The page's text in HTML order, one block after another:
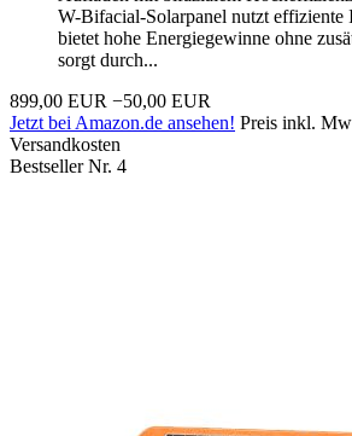
W-Bifacial-Solarpanel nutzt effiziente
bietet hohe Energiegewinne ohne
sorgt durch...
899,00 EUR −50,00 EUR
Jetzt bei Amazon.de ansehen! Preis inkl.
Versandkosten
Bestseller Nr. 4